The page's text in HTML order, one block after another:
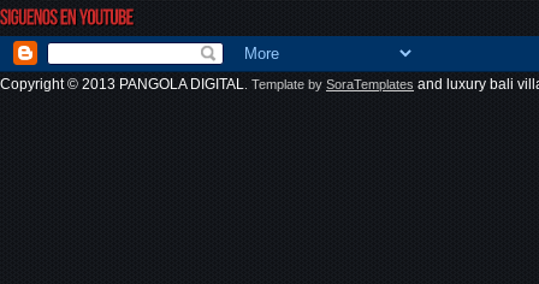
Copyright © 2013 PANGOLA DIGITAL . Template by SoraTemplates and luxury bali